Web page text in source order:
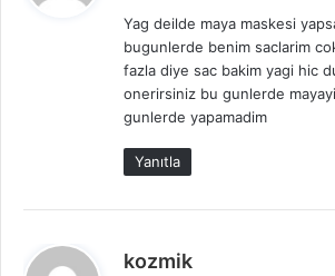
i
k
i
:
Yag deilde maya maskesi
bugunlerde benim saclarim
fazla diye sac bakim yagi hic
onerirsiniz bu gunlerde
gunlerde yapamadim
Yanıtla
kozmik